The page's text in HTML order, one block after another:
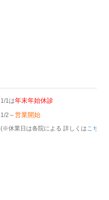
1/1は年末年始休診
1/2～営業開始
(※休業日は各院による 詳しくはこちら